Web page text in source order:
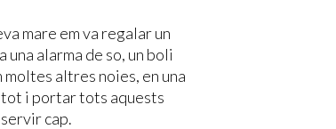
mare em va regalar un
alarma de so, un boli
altres noies, en una
tot i portar tots aquests
cap.